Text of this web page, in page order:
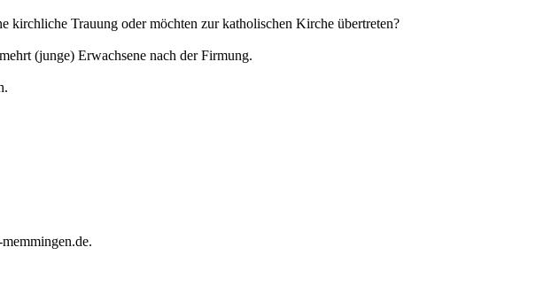
kirchliche Trauung oder möchten zur katholischen Kirche übertreten?
(junge) Erwachsene nach der Firmung.